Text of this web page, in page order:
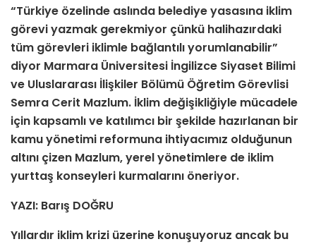
“Türkiye özelinde aslında belediye yasasına iklim
görevi yazmak gerekmiyor çünkü halihazırdaki
tüm görevleri iklimle bağlantılı yorumlanabilir”
diyor Marmara Üniversitesi İngilizce Siyaset Bilimi
ve Uluslararası İlişkiler Bölümü Öğretim Görevlisi
Semra Cerit Mazlum. İklim değişikliğiyle mücadele
için kapsamlı ve katılımcı bir şekilde hazırlanan bir
kamu yönetimi reformuna ihtiyacımız olduğunun
altını çizen Mazlum, yerel yönetimlere de iklim
yurttaş konseyleri kurmalarını öneriyor.
YAZI: Barış DOĞRU
Yıllardır iklim krizi üzerine konuşuyoruz ancak bu